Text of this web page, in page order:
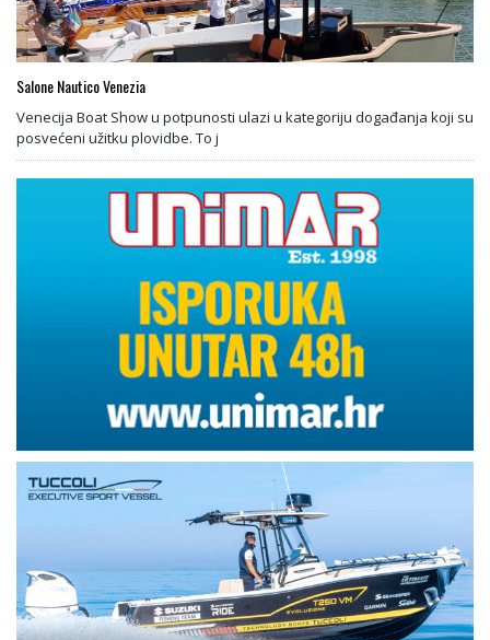
Salone Nautico Venezia
Venecija Boat Show u potpunosti ulazi u kategoriju događanja koji su
posvećeni užitku plovidbe. To j